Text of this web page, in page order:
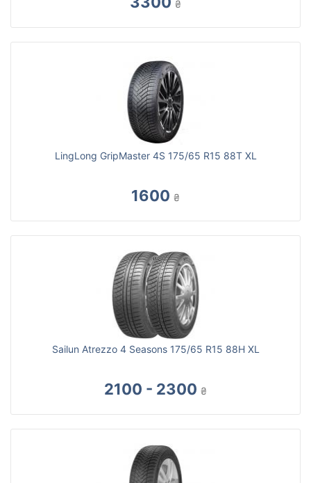
₴
LingLong GripMaster 4S 175/65 R15 88T XL
1600 ₴
Sailun Atrezzo 4 Seasons 175/65 R15 88H XL
2100 - 2300 ₴